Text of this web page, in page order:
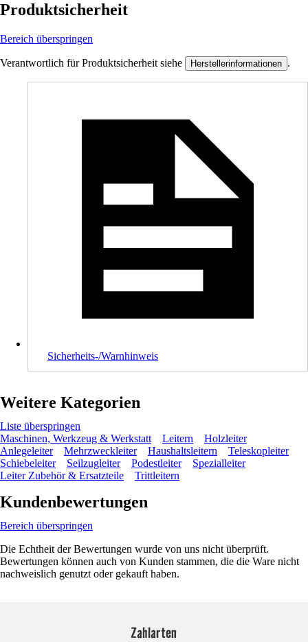
Produktsicherheit
Bereich überspringen
Verantwortlich für Produktsicherheit siehe Herstellerinformationen .
Sicherheits-/Warnhinweis
Weitere Kategorien
Liste überspringen
Maschinen, Werkzeug & Werkstatt
Leitern
Holzleiter
Anlegeleiter
Mehrzweckleiter Haushaltsleitern
Teleskopleiter
Schiebeleiter
Seilzugleiter Podestleiter
Spezialleiter
Leiter Zubehör & Ersatzteile
Trittleitern
Kundenbewertungen
Bereich überspringen
Die Echtheit der Bewertungen wurde von uns nicht überprüft.
Bewertungen können auch von Kunden stammen, die die Ware nicht
nachweislich genutzt oder gekauft haben.
Zahlarten